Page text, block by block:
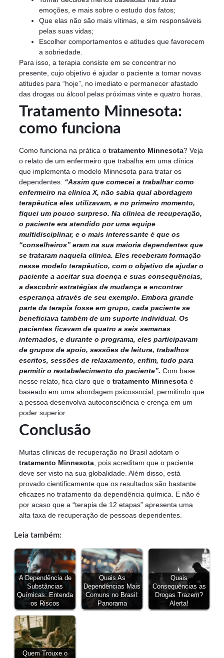
emoções, e mais sobre o estudo dos fatos;
Que elas não são mais vítimas, e sim responsáveis
pelas suas vidas;
Escolher comportamentos e atitudes que favorecem
a sobriedade.
Para isso, a terapia consiste em se concentrar no
presente, cujo objetivo é ajudar o paciente a tomar novas
atitudes para “hoje”, no imediato e permanecer afastado
das drogas ou álcool pelas próximas vinte e quatro horas.
Tratamento Minnesota:
como funciona
Como funciona na prática o tratamento Minnesota? Veja
o relato de um enfermeiro que trabalha em uma clínica
que implementa o modelo Minnesota para tratar os
dependentes: “Assim que comecei a trabalhar como
enfermeiro na clínica X, não sabia qual abordagem
terapêutica eles utilizavam, e no primeiro momento,
fiquei um pouco surpreso. Na clínica de recuperação,
o paciente era atendido por uma equipe
multidisciplinar, e o mais interessante é que os
“conselheiros” eram na sua maioria dependentes que
se trataram naquela clínica. Eles receberam formação
nesse modelo terapêutico, com o objetivo de ajudar o
paciente a aceitar sua doença e suas consequências,
a descobrir estratégias de mudança e encontrar
esperança através de seu exemplo. Embora grande
parte da terapia fosse em grupo, cada paciente se
beneficiava também de um suporte individual. Os
pacientes ficavam de quatro a seis semanas
internados, e durante o programa, eles participavam
de grupos de apoio, sessões de leitura, trabalhos
escritos, sessões de relaxamento, enfim, tudo para
permitir o restabelecimento do paciente”. Com base
nesse relato, fica claro que o tratamento Minnesota é
baseado em uma abordagem psicossocial, permitindo que
a pessoa desenvolva autoconsciência e crença em um
poder superior.
Conclusão
Muitas clínicas de recuperação no Brasil adotam o
tratamento Minnesota, pois acreditam que o paciente
deve ser visto na sua globalidade. Além disso, está
provado cientificamente que os resultados são bastante
eficazes no tratamento da dependência química. E não é
por acaso que a “terapia de 12 etapas” apresenta uma
alta taxa de recuperação de pessoas dependentes.
Leia também:
A Dependência de
Substâncias
Químicas: Entenda
os Riscos
Quais As
Dependências Mais
Comuns no Brasil:
Panorama
Quais
Consequências as
Drogas Trazem?
Alerta!
Quem Trouxe o